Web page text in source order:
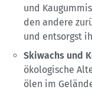
und
den andere
und entsorgst
Skiwachs und
ökologische
ölen im